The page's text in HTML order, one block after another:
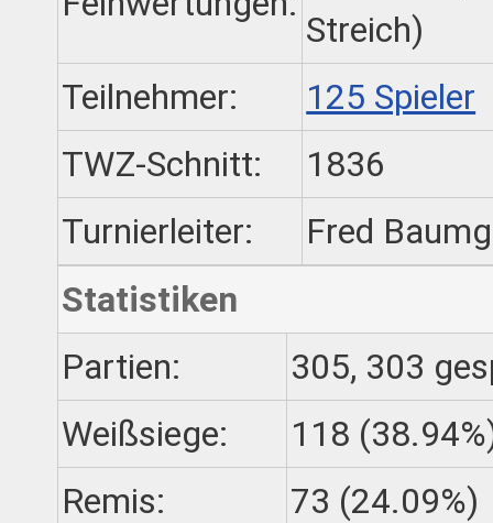
Streich)
Teilnehmer:
125 Spieler
TWZ-Schnitt:
1836
Turnierleiter:
Fred
Statistiken
Partien:
305, 303
Weißsiege:
118
Remis:
73 (24.09%)